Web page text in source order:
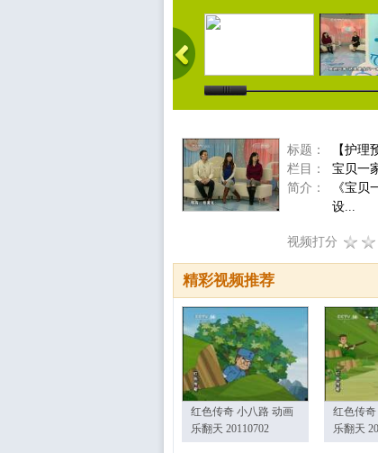
标题：
【护
栏目：
宝贝一
简介：
《宝
设...
视频打分
精彩视频推荐
红色传奇 小八路 动画
乐翻天 20110702
红色传
乐翻天